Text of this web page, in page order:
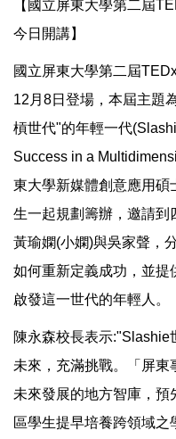
【國立屏東大學第二屆
今日開講】
國立屏東大學第二屆
12月8日登場，本屆主題
槓世代"的年輕一代
Success in a
東大學新媒體創意應用碩
生一起規劃籌辦，邀請到
黃瑜嫻(小嫻)與吳家聲，
如何重新定義成功，並提
啟發這一世代的年輕人。
陳永森校長表示:"Slashie
未來，充滿挑戰。「屏東
未來發展的地方智庫，
區學生提早培養跨領域之